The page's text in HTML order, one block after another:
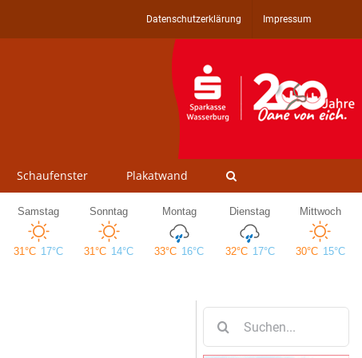
Datenschutzerklärung Impressum
Schaufenster Plakatwand
nach: